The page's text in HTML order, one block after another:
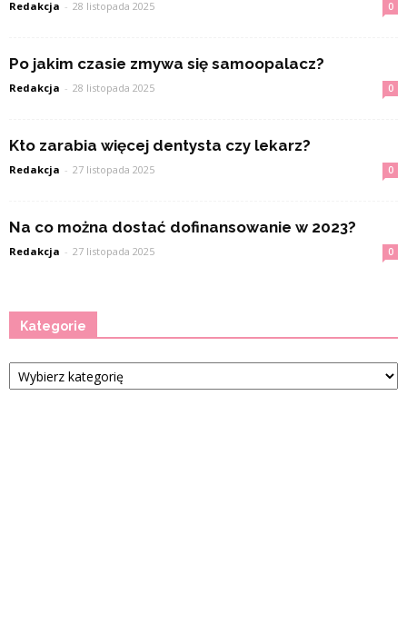
Redakcja - 28 listopada 2025 0
Po jakim czasie zmywa się samoopalacz?
Redakcja - 28 listopada 2025 0
Kto zarabia więcej dentysta czy lekarz?
Redakcja - 27 listopada 2025 0
Na co można dostać dofinansowanie w 2023?
Redakcja - 27 listopada 2025 0
Kategorie
Kategorie